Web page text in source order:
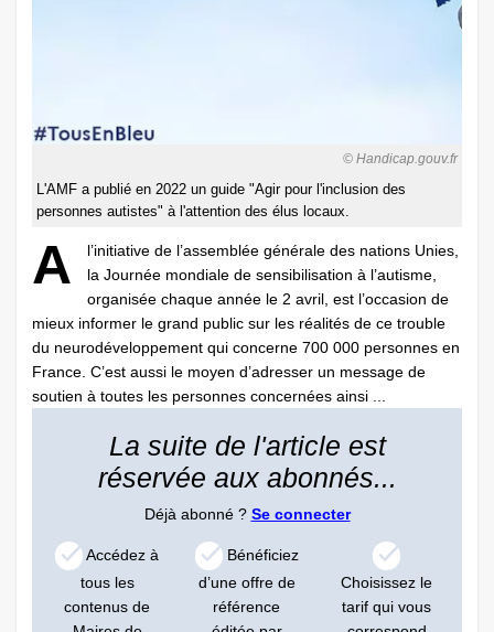
© Handicap.gouv.fr
L'AMF a publié en 2022 un guide "Agir pour l'inclusion des
personnes autistes" à l'attention des élus locaux.
A
l’initiative de l’assemblée générale des nations Unies,
la Journée mondiale de sensibilisation à l’autisme,
organisée chaque année le 2 avril, est l’occasion de
mieux informer le grand public sur les réalités de ce trouble
du neurodéveloppement qui concerne 700 000 personnes en
France. C’est aussi le moyen d’adresser un message de
soutien à toutes les personnes concernées ainsi ...
La suite de l'article est
réservée aux abonnés...
Déjà abonné ? Se connecter
Accédez à
tous les
contenus de
Bénéficiez
d’une offre de
référence
Choisissez le
tarif qui vous